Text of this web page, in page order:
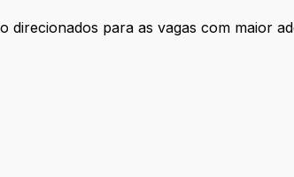
para as vagas com maior